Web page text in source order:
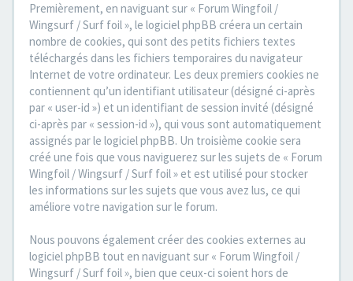
Premièrement, en naviguant sur « Forum Wingfoil /
Wingsurf / Surf foil », le logiciel phpBB créera un certain
nombre de cookies, qui sont des petits fichiers textes
téléchargés dans les fichiers temporaires du navigateur
Internet de votre ordinateur. Les deux premiers cookies ne
contiennent qu’un identifiant utilisateur (désigné ci-après
par « user-id ») et un identifiant de session invité (désigné
ci-après par « session-id »), qui vous sont automatiquement
assignés par le logiciel phpBB. Un troisième cookie sera
créé une fois que vous naviguerez sur les sujets de « Forum
Wingfoil / Wingsurf / Surf foil » et est utilisé pour stocker
les informations sur les sujets que vous avez lus, ce qui
améliore votre navigation sur le forum.
Nous pouvons également créer des cookies externes au
logiciel phpBB tout en naviguant sur « Forum Wingfoil /
Wingsurf / Surf foil », bien que ceux-ci soient hors de